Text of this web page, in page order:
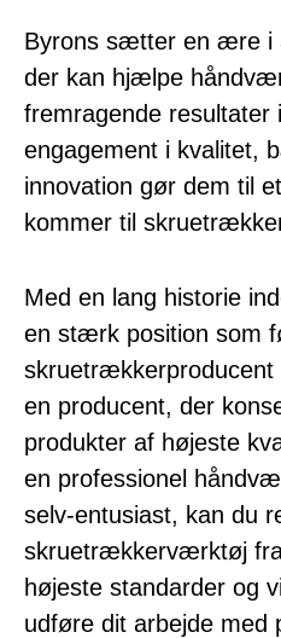
Byrons sætter en ære i
der kan hjælpe
fremragende resultater
engagement i kvalitet,
innovation gør dem til
kommer til
Med en lang historie
en stærk position som
skruetrækkerproducent
en producent, der
produkter af højeste
en professionel
selv-entusiast, kan du
skruetrækkerværktøj
højeste standarder og
udføre dit arbejde med